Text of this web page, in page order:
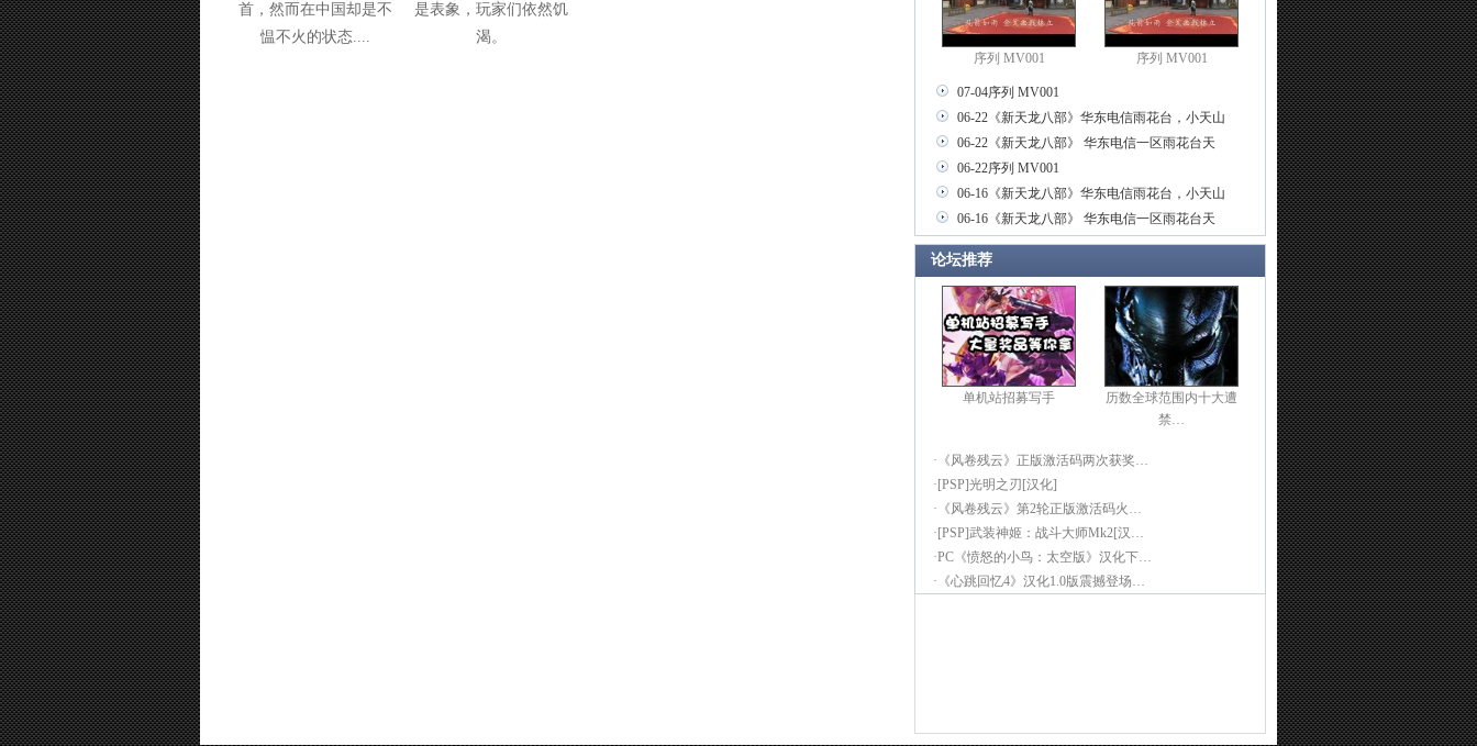
首，然而在中国却是不
愠不火的状态....
是表象，玩家们依然饥
渴。
序列 MV001 序列 MV001
07-04序列 MV001
06-22 《新天龙八部》华东电信雨花台，小天山
06-22 《新天龙八部》 华东电信一区雨花台天
06-22序列 MV001
06-16 《新天龙八部》华东电信雨花台，小天山
06-16 《新天龙八部》 华东电信一区雨花台天
论坛推荐
单机站招募写手
历数全球范围内十大遭
禁…
· 《风卷残云》正版激活码两次获奖…
· [PSP]光明之刃[汉化]
· 《风卷残云》第2轮正版激活码火…
· [PSP]武装神姬：战斗大师Mk2[汉…
·PC《愤怒的小鸟：太空版》汉化下…
· 《心跳回忆4》汉化1.0版震撼登场…